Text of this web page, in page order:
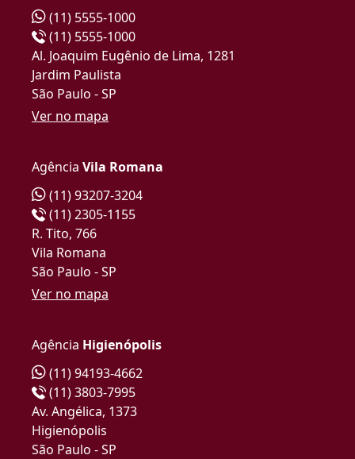
(11) 5555-1000
(11) 5555-1000
Al. Joaquim Eugênio de Lima, 1281
Jardim Paulista
São Paulo - SP
Ver no mapa
Agência Vila Romana
(11) 93207-3204
(11) 2305-1155
R. Tito, 766
Vila Romana
São Paulo - SP
Ver no mapa
Agência Higienópolis
(11) 94193-4662
(11) 3803-7995
Av. Angélica, 1373
Higienópolis
São Paulo - SP